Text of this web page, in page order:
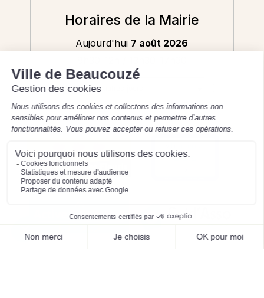
Horaires de la Mairie
Aujourd'hui 7 août 2026